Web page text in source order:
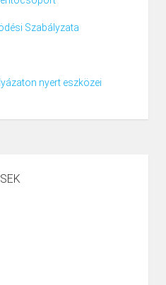
Szabályzata
nyert eszközei